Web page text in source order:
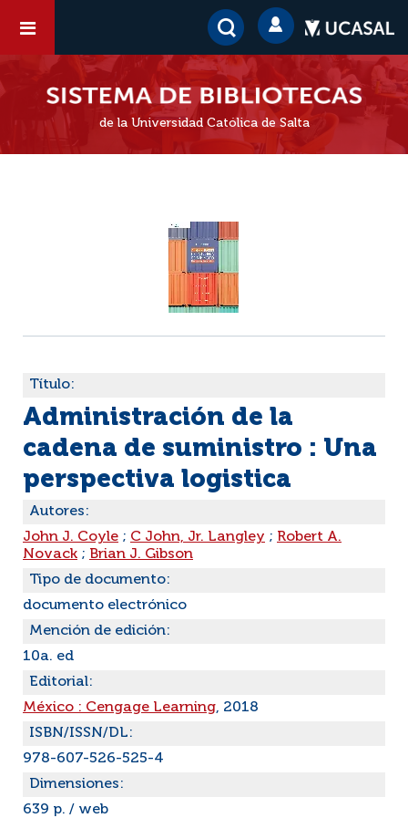
de la Universidad Católica de Salta
Título:
Administración de la
cadena de suministro : Una
perspectiva logistica
Autores:
John J. Coyle ; C John, Jr. Langley ; Robert A.
Novack ; Brian J. Gibson
Tipo de documento:
documento electrónico
Mención de edición:
10a. ed
Editorial:
México : Cengage Learning, 2018
ISBN/ISSN/DL:
978-607-526-525-4
Dimensiones:
639 p. / web